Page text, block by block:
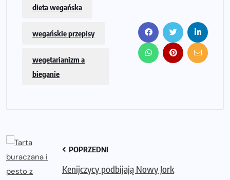
dieta wegańska
wegańskie przepisy
wegetarianizm a
bieganie
POPRZEDNI
Kenijczycy podbijają Nowy Jork